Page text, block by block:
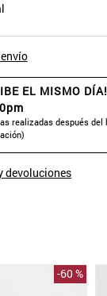
EL MISMO
realizadas después
)
devoluciones
-60 %